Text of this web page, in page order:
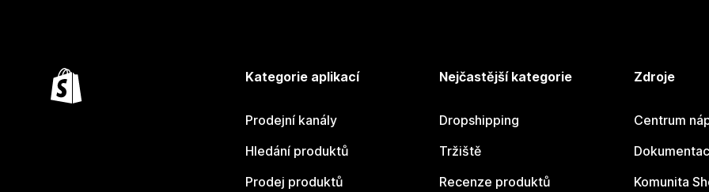
Kategorie aplikací
Prodejní kanály
Hledání produktů
Prodej produktů
Nejčastější kategorie
Dropshipping
Tržiště
Recenze produktů
Zdroje
Centrum
Komunita